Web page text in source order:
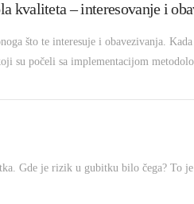
VIEW POST
kvaliteta – interesovanje i
što te interesuje i obavezivanja.
su počeli sa implementacijom
Gde je rizik u gubitku bilo čega? To